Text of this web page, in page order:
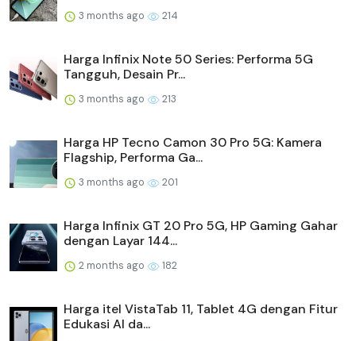
3 months ago 214
Harga Infinix Note 50 Series: Performa 5G
Tangguh, Desain Pr...
3 months ago 213
Harga HP Tecno Camon 30 Pro 5G: Kamera
Flagship, Performa Ga...
3 months ago 201
Harga Infinix GT 20 Pro 5G, HP Gaming Gahar
dengan Layar 144...
2 months ago 182
Harga itel VistaTab 11, Tablet 4G dengan Fitur
Edukasi AI da...